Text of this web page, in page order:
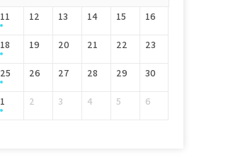
11 12 13 14 15 16
18 19 20 21 22 23
25 26 27 28 29 30
1 2 3 4 5 6